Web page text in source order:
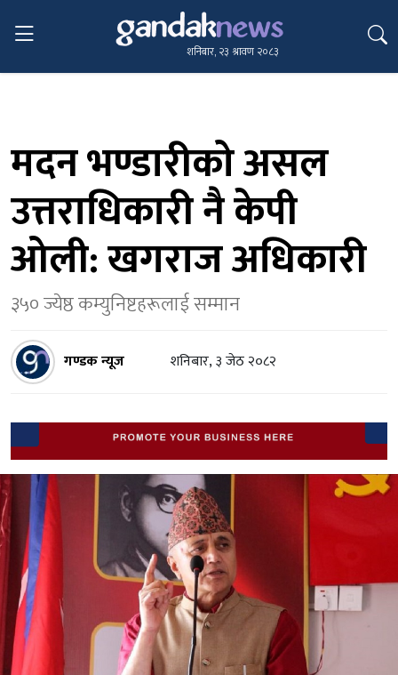
शनिबार, २३ श्रावण २०८३
मदन भण्डारीको असल
उत्तराधिकारी नै केपी
ओली: खगराज अधिकारी
३५० ज्येष्ठ कम्युनिष्टहरूलाई सम्मान
गण्डक न्यूज शनिबार, ३ जेठ २०८२